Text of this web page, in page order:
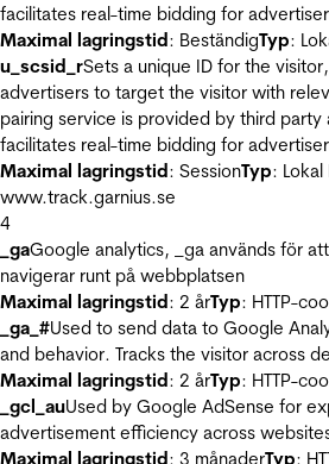
facilitates real-time bidding for
Maximal lagringstid: BeständigTyp:
u_scsid_rSets a unique ID for the
advertisers to target the visitor with
pairing service is provided by third
facilitates real-time bidding for
Maximal lagringstid: SessionTyp: Lokal
www.track.garnius.se
4
_gaGoogle analytics, _ga används för
navigerar runt på webbplatsen
Maximal lagringstid: 2 årTyp: HTTP-
_ga_#Used to send data to Google
and behavior. Tracks the visitor across
Maximal lagringstid: 2 årTyp: HTTP-
_gcl_auUsed by Google AdSense for
advertisement efficiency across
Maximal lagringstid: 3 månaderTyp: